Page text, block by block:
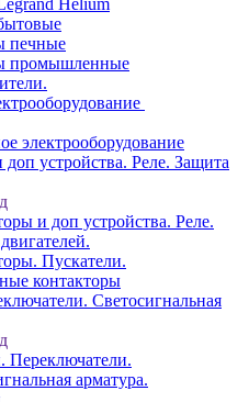
печные
промышленные
электрооборудование
устройства. Реле. Защита
и доп устройства. Реле.
Пускатели.
контакторы
Светосигнальная
Переключатели.
арматура.